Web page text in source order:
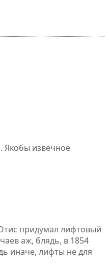
Якобы извечное
придумал лифтовый
аж, блядь, в 1854
иначе, лифты не для